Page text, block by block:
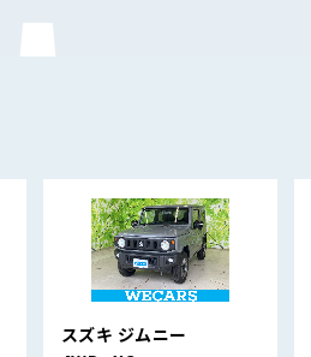
スズキ ジムニー